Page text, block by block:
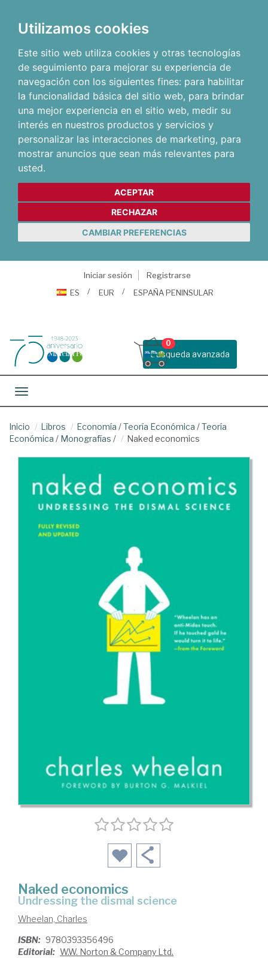
Utilizamos cookies
Este sitio web utiliza cookies y otras tecnologías
de seguimiento para mejorar su experiencia de
navegación con los siguientes fines: para habilitar
la funcionalidad básica del sitio web, para brindar
una mejor experiencia en el sitio web, medir su
interés en nuestros productos y servicios y
personalizar las interacciones de marketing, para
mostrar anuncios que sean más relevantes para
usted.
ACEPTAR
RECHAZAR
CAMBIAR PREFERENCIAS
Iniciar sesión
Registrarse
ES
EUR ESPAÑA PENINSULAR
Busqueda avanzada
0
Toggle navigation
Inicio Libros Economía /Teoría Económica /Teoría
Económica / Monografías / Naked economics
Naked economics
undressing the dismal science
Wheelan, Charles
ISBN: 9780393356496
Editorial: W.W. Norton & Company Ltd.